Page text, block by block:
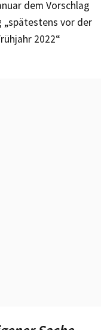
dem Vorschlag
„spätestens vor der
2022“